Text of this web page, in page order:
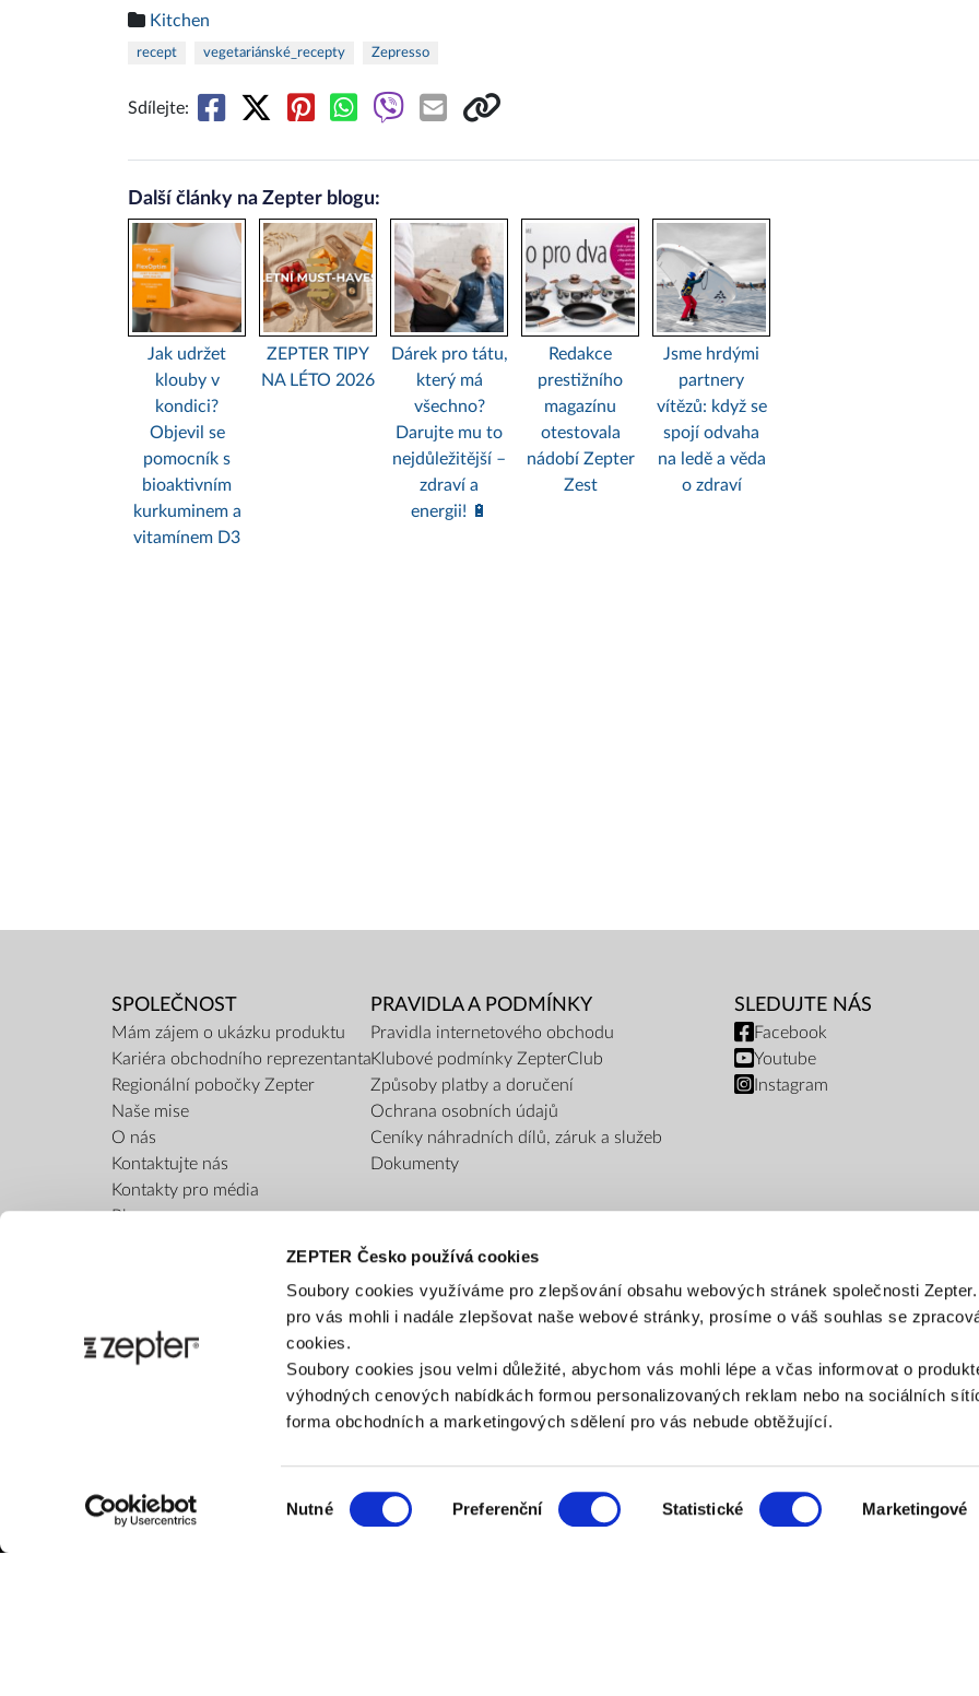
ZEPTER Česko používá cookies
Soubory cookies využíváme pro zlepšování obsahu webových stránek společnosti
pro vás mohli i nadále zlepšovat naše webové stránky, prosíme o váš souhlas se
cookies.
Soubory cookies jsou velmi důležité, abychom vás mohli lépe a včas informovat o
výhodných cenových nabídkách formou personalizovaných reklam nebo na sociálních
forma obchodních a marketingových sdělení pro vás nebude obtěžující.
souhlasu
Nutné Preferenční Statistické Marketingové
Kitchen
recept vegetariánské_recepty Zepresso
Sdílejte:
Další články na Zepter blogu:
Jak udržet
klouby v
kondici?
Objevil se
pomocník s
bioaktivním
kurkuminem a
vitamínem D3
ZEPTER TIPY
NA LÉTO 2026
Dárek pro tátu,
který má
všechno?
Darujte mu to
nejdůležitější –
zdraví a
energii! 🔋
Redakce
prestižního
magazínu
otestovala
nádobí Zepter
Zest
Jsme hrdými
partnery
vítězů: když se
spojí odvaha
na ledě a věda
o zdraví
SPOLEČNOST
Mám zájem o ukázku produktu
Kariéra obchodního reprezentanta
Regionální pobočky Zepter
Naše mise
O nás
Kontaktujte nás
Kontakty pro média
Blog
PRAVIDLA A PODMÍNKY
Pravidla internetového obchodu
Klubové podmínky ZepterClub
Způsoby platby a doručení
Ochrana osobních údajů
Ceníky náhradních dílů, záruk a služeb
Dokumenty
SLEDUJTE NÁS
Facebook
Youtube
Instagram
PLATEBNÍ METODY
Platba bankovním převodem Platba na dobírku
ZPŮSOB DORUČENÍ